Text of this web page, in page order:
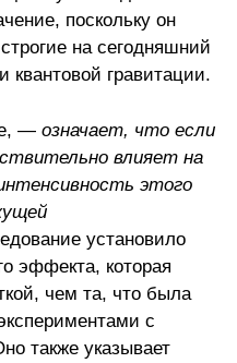
поскольку он
на сегодняшний
квантовой гравитации.
— означает, что если
влияет на
этого
установило
эффекта, которая
чем та, что была
с
также указывает